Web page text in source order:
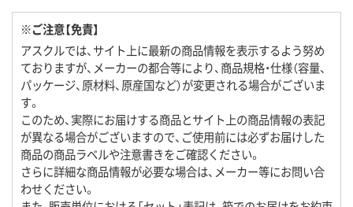
※ご注意【免責】
アスクルでは、サイト上に最新の商品情報を表示するよう努め
ておりますが、メーカーの都合等により、商品規格・仕様（容量、
パッケージ、原材料、原産国など）が変更される場合がございま
す。
このため、実際にお届けする商品とサイト上の商品情報の表記
が異なる場合がございますので、ご使用前には必ずお届けした
商品の商品ラベルや注意書きをご確認ください。
さらに詳細な商品情報が必要な場合は、メーカー等にお問い合
わせください。